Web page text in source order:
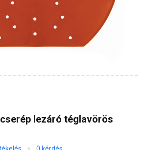
lezáró téglavörös